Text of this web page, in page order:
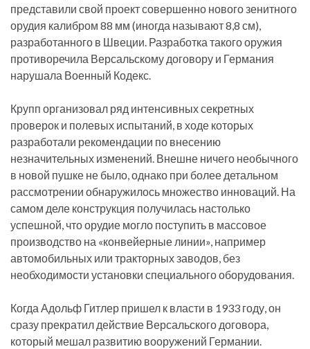
представили свой проект совершенно нового зенитного
орудия калибром 88 мм (иногда называют 8,8 см),
разработанного в Швеции. Разработка такого оружия
противоречила Версальскому договору и Германия
нарушала Военный Кодекс.
Крупп организовал ряд интенсивных секретных
проверок и полевых испытаний, в ходе которых
разработали рекомендации по внесению
незначительных изменений. Внешне ничего необычного
в новой пушке не было, однако при более детальном
рассмотрении обнаружилось множество инноваций. На
самом деле конструкция получилась настолько
успешной, что орудие могло поступить в массовое
производство на «конвейерные линии», например
автомобильных или тракторных заводов, без
необходимости установки специального оборудования.
Когда Адольф Гитлер пришел к власти в 1933 году, он
сразу прекратил действие Версальского договора,
который мешал развитию вооружений Германии.